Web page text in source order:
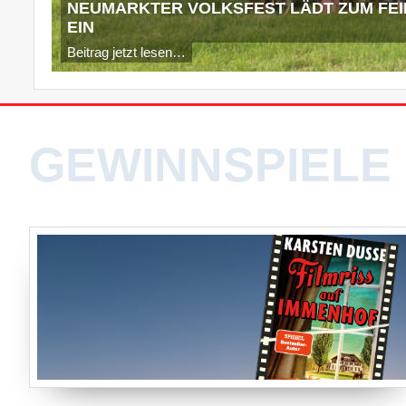
NEUMARKTER VOLKSFEST LÄDT ZUM
EIN
Beitrag jetzt lesen…
GEWINNSPIELE